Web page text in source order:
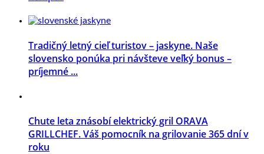
Tradičný letný cieľ turistov – jaskyne. Naše
slovensko ponúka pri návšteve veľký bonus –
príjemné ...
Chute leta znásobí elektrický gril ORAVA
GRILLCHEF. Váš pomocník na grilovanie 365 dní v
roku